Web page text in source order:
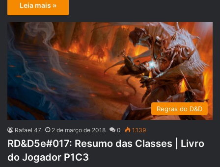
Leia mais »
Regras do D&D
Rafael 47 2 de março de 2018 0 1.139
RD&D5e#017: Resumo das Classes | Livro
do Jogador P1C3